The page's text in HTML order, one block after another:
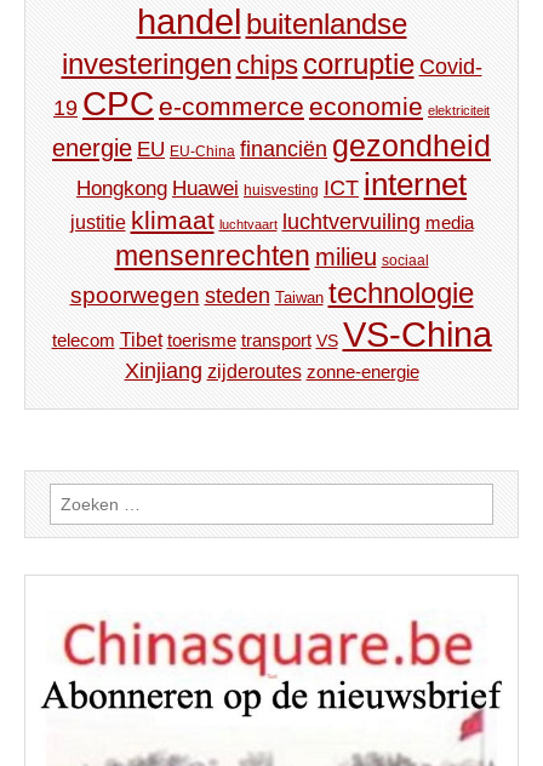
handel buitenlandse
investeringen chips corruptie Covid-
19 CPC e-commerce economie elektriciteit
energie EU EU-China financiën gezondheid
Hongkong Huawei huisvesting ICT internet
justitie klimaat luchtvaart luchtvervuiling media
mensenrechten milieu sociaal
spoorwegen steden Taiwan technologie
telecom Tibet toerisme transport VS VS-China
Xinjiang zijderoutes zonne-energie
Zoeken
naar: